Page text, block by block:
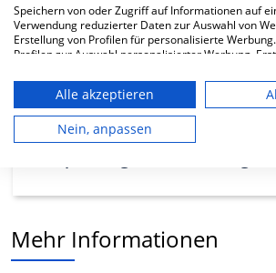
Allgemeine Chirurgie
(Belegbetten)
Mehr Informationen
Speichern von oder Zugriff auf Informationen auf
Verwendung reduzierter Daten zur Auswahl von
Erstellung von Profilen für personalisierte
Profilen zur Auswahl personalisierter Werbung.
personalisierter Inhalte. Messung der
Performance von Inhalten. Analyse von Zielgruppen
oder Kombinationen von Daten aus verschiedenen
und Verbesserung der Angebote. Verwendung
Auswahl von Inhalten.
die USA gesendet werden.
Partnerliste anzeigen (1 IAB-Anbieter)
Alle akzeptieren
Nein, anpassen